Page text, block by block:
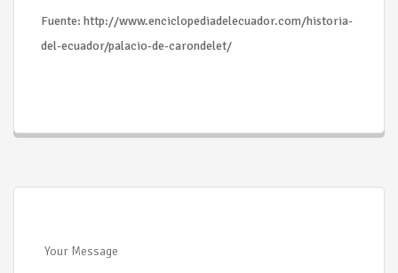
Fuente: http://www.enciclopediadelecuador.com/historia-
del-ecuador/palacio-de-carondelet/
Your Message